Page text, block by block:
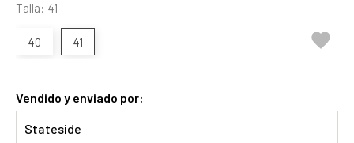
Talla: 41
40 41 
Vendido y enviado por:
Stateside